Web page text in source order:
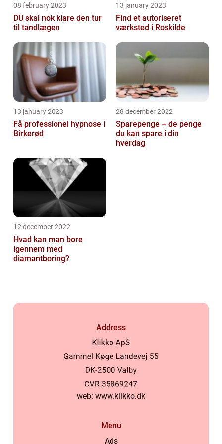
08 february 2023
DU skal nok klare den tur
til tandlægen
13 january 2023
Find et autoriseret
værksted i Roskilde
13 january 2023
Få professionel hypnose i
Birkerød
28 december 2022
Sparepenge – de penge
du kan spare i din
hverdag
12 december 2022
Hvad kan man bore
igennem med
diamantboring?
Address
web: www.klikko.dk
Menu
Ads